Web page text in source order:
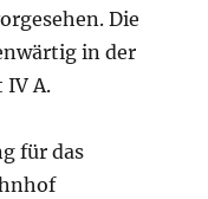
Die
in der
IV A.
für das